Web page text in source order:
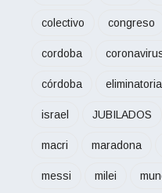
colectivo congreso
cordoba
córdoba
israel JUBILADOS
macri maradona
messi milei